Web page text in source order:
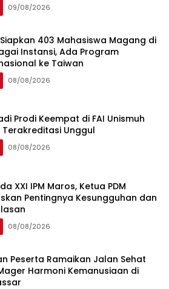
09/08/2026
Siapkan 403 Mahasiswa Magang di
Instansi, Ada Program
ke Taiwan
08/08/2026
Prodi Keempat di FAI Unismuh
Unggul
08/08/2026
XXI IPM Maros, Ketua PDM
Pentingnya Kesungguhan dan
08/08/2026
Peserta Ramaikan Jalan Sehat
Harmoni Kemanusiaan di